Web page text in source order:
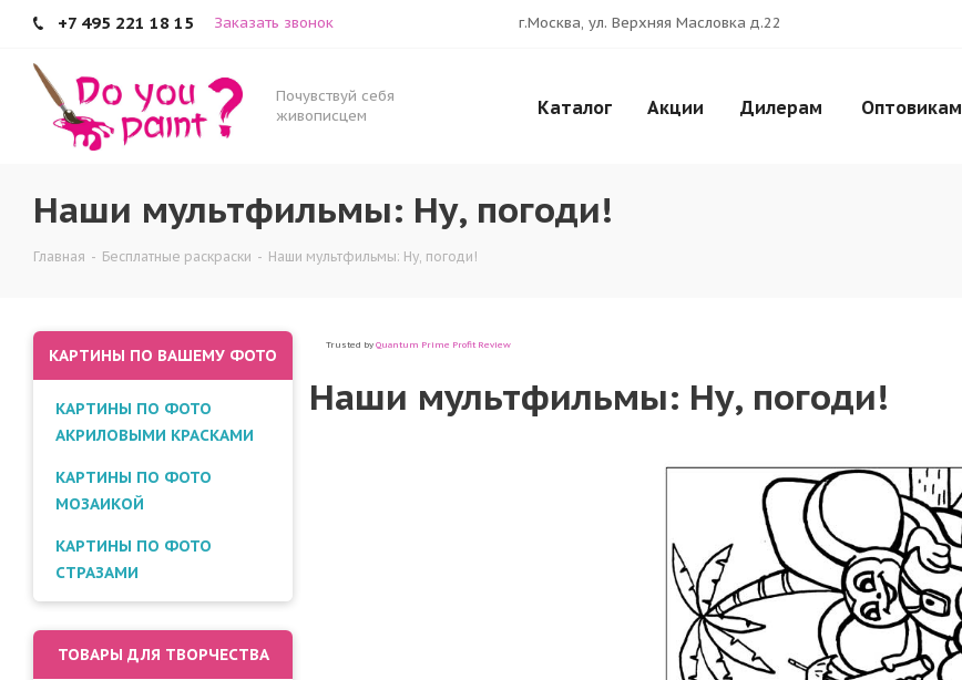
+7 495 221 18 15 Заказать звонок г.Москва, ул. Верхняя Масловка д.22
Почувствуй себя
живописцем
Каталог Акции Дилерам Оптовикам
Наши мультфильмы: Ну, погоди!
Главная - Бесплатные раскраски - Наши мультфильмы: Ну, погоди!
Trusted by Quantum Prime Profit Review
Наши мультфильмы: Ну, погоди!
Наши мультфильмы: Ну, погоди!
КАРТИНЫ ПО ВАШЕМУ ФОТО
КАРТИНЫ ПО ФОТО
АКРИЛОВЫМИ КРАСКАМИ
КАРТИНЫ ПО ФОТО
МОЗАИКОЙ
КАРТИНЫ ПО ФОТО
СТРАЗАМИ
ТОВАРЫ ДЛЯ ТВОРЧЕСТВА